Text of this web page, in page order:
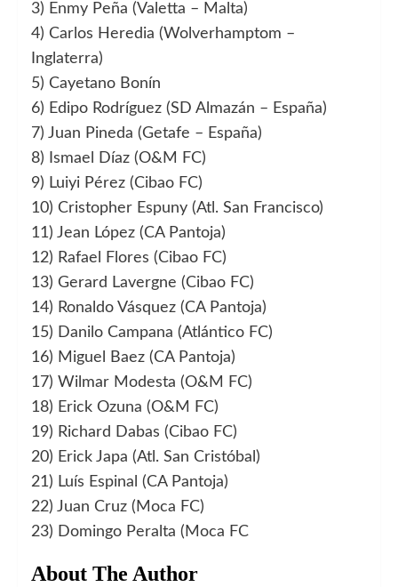
3) Enmy Peña (Valetta – Malta)
4) Carlos Heredia (Wolverhamptom –
Inglaterra)
5) Cayetano Bonín
6) Edipo Rodríguez (SD Almazán – España)
7) Juan Pineda (Getafe – España)
8) Ismael Díaz (O&M FC)
9) Luiyi Pérez (Cibao FC)
10) Cristopher Espuny (Atl. San Francisco)
11) Jean López (CA Pantoja)
12) Rafael Flores (Cibao FC)
13) Gerard Lavergne (Cibao FC)
14) Ronaldo Vásquez (CA Pantoja)
15) Danilo Campana (Atlántico FC)
16) Miguel Baez (CA Pantoja)
17) Wilmar Modesta (O&M FC)
18) Erick Ozuna (O&M FC)
19) Richard Dabas (Cibao FC)
20) Erick Japa (Atl. San Cristóbal)
21) Luís Espinal (CA Pantoja)
22) Juan Cruz (Moca FC)
23) Domingo Peralta (Moca FC
About The Author